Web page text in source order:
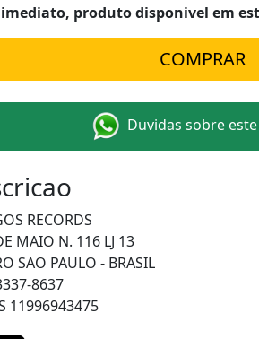
produto disponivel em
Duvidas sobre
RECORDS
MAIO N. 116 LJ 13
SAO PAULO - BRASIL
8637
11996943475